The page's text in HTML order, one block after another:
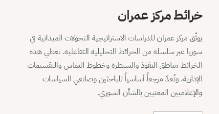
خرائط مركز عمران
يوثّق مركز عمران للدراسات الاستراتيجية التحولات الميدانية في
سوريا عبر سلسلة من الخرائط التحليلية التفاعلية. تغطي هذه
الخرائط مناطق النفوذ والسيطرة وخطوط التماس والتقسيمات
الإدارية، وتُعدّ مرجعاً أساسياً للباحثين وصانعي السياسات
والإعلاميين المعنيين بالشأن السوري.